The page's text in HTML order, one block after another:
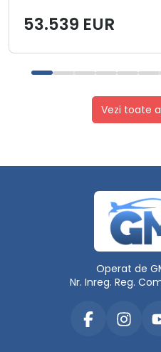
53.539 EUR
Vezi toate
Operat de
Nr. Inreg. Reg.